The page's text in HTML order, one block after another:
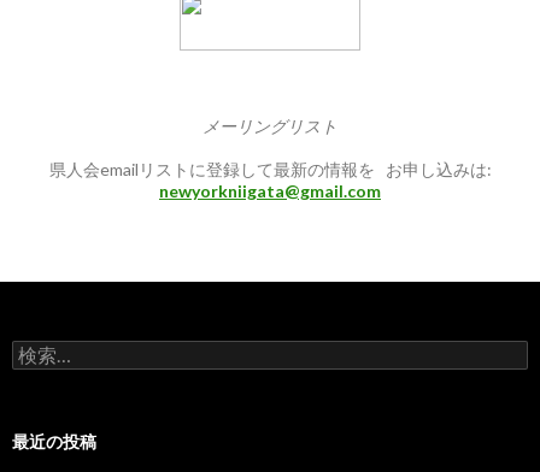
メーリングリスト
県人会emailリストに登録して最新の情報を お申し込みは:
newyorkniigata@gmail.com
検
索:
最近の投稿